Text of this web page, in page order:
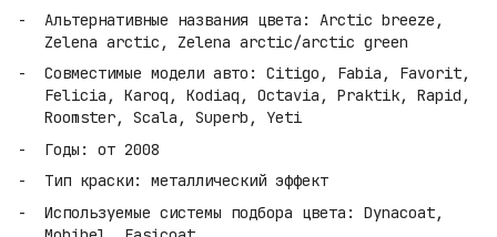
Альтернативные названия цвета: Arctic breeze,
Zelena arctic, Zelena arctic/arctic green
Совместимые модели авто: Citigo, Fabia, Favorit,
Felicia, Karoq, Kodiaq, Octavia, Praktik, Rapid,
Roomster, Scala, Superb, Yeti
Годы: от 2008
Тип краски: металлический эффект
Используемые системы подбора цвета: Dynacoat,